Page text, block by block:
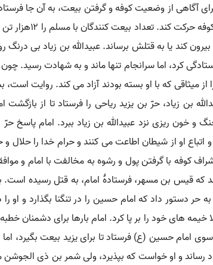
آگاهی از وضعیت کوفه و گرفتن بیعت، به آن جا
از مردم رو به رو شد،
کند یا به قتلش برساند. عبیدالله بن زیاد بی
کرد، اما سرانجام تنها ماند و به شهادت رسید.
میثاقی که با او بسته بودند آزاد می کند. روایت
بن زیاد، حرّ بن یزید ریاحی را فرستاد تا از
و خون ریزی نزد عبیدالله بن زیاد ببرد. امام پاسخ
او از شیطان اطاعت می کنند و حرام خدا را حلال
کوفه با گرفتن پول و رشوه به مخالفت با امام و
قیس بن مسهر، فرستادۀ امام، به قتل رسیده است.
حر دستور داد که امام حسین را در تنگنا بگذارد و او
حضرت به ناچار روز دوم ماه محرم ۶۱ق، در کربلا خیمه های خود را بر پا
سپس عمر بن سعد را با ۴هزار جنگجو به سوی امام حسین (ع) فرستاد تا برای
رساند و او خواست که بپذیرد، ولی شمر بن ذی